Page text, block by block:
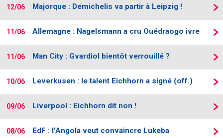
12/06 Majorque : Demichelis va partir à Leipzig !
11/06 Allemagne : Nagelsmann a cru Ouédraogo ivre
11/06 Man City : Gvardiol bientôt verrouillé ?
10/06 Leverkusen : le talent Eichhorn a signé (off.)
09/06 Liverpool : Eichhorn dit non !
08/06 EdF : l'Angola veut convaincre Lukeba